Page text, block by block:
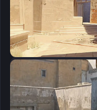
CSGO-a8AUx-